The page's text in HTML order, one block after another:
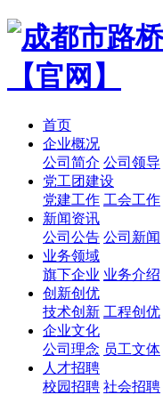
首页
企业概况
公司简介 公司领导
党工团建设
党建工作 工会工作
新闻资讯
公司公告 公司新闻
业务领域
旗下企业 业务介绍
创新创优
技术创新 工程创优
企业文化
公司理念 员工文体
人才招聘
校园招聘 社会招聘